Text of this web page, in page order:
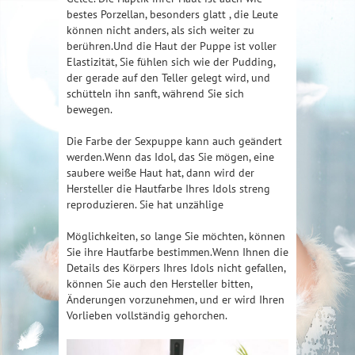
bestes Porzellan, besonders glatt , die Leute
können nicht anders, als sich weiter zu
berühren.Und die Haut der Puppe ist voller
Elastizität, Sie fühlen sich wie der Pudding,
der gerade auf den Teller gelegt wird, und
schütteln ihn sanft, während Sie sich
bewegen.
Die Farbe der Sexpuppe kann auch geändert
werden.Wenn das Idol, das Sie mögen, eine
saubere weiße Haut hat, dann wird der
Hersteller die Hautfarbe Ihres Idols streng
reproduzieren. Sie hat unzählige
Möglichkeiten, so lange Sie möchten, können
Sie ihre Hautfarbe bestimmen.Wenn Ihnen die
Details des Körpers Ihres Idols nicht gefallen,
können Sie auch den Hersteller bitten,
Änderungen vorzunehmen, und er wird Ihren
Vorlieben vollständig gehorchen.